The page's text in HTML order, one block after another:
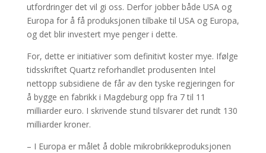
utfordringer det vil gi oss. Derfor jobber både USA og
Europa for å få produksjonen tilbake til USA og Europa,
og det blir investert mye penger i dette.
For, dette er initiativer som definitivt koster mye. Ifølge
tidsskriftet Quartz reforhandlet produsenten Intel
nettopp subsidiene de får av den tyske regjeringen for
å bygge en fabrikk i Magdeburg opp fra 7 til 11
milliarder euro. I skrivende stund tilsvarer det rundt 130
milliarder kroner.
– I Europa er målet å doble mikrobrikkeproduksjonen